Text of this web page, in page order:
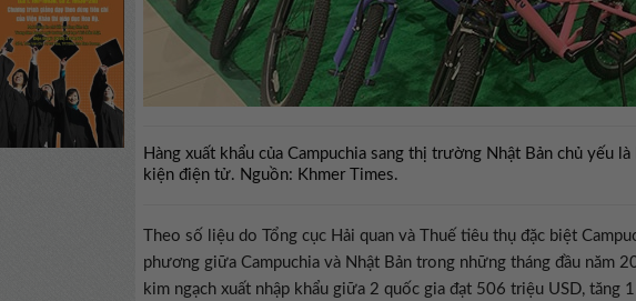
Hàng xuất khẩu của Campuchia sang thị trường Nhật Bản chủ yếu
kiện điện tử. Nguồn: Khmer Times.
Theo số liệu do Tổng cục Hải quan và Thuế tiêu thụ đặc biệt
phương giữa Campuchia và Nhật Bản trong những tháng đầu năm
kim ngạch xuất nhập khẩu giữa 2 quốc gia đạt 506 triệu USD, tăng